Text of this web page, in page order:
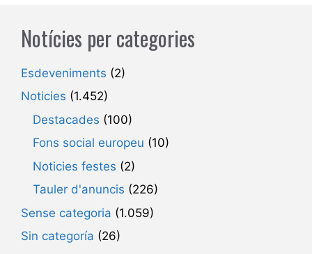
Notícies per categories
Esdeveniments (2)
Noticies (1.452)
Destacades (100)
Fons social europeu (10)
Noticies festes (2)
Tauler d'anuncis (226)
Sense categoria (1.059)
Sin categoría (26)